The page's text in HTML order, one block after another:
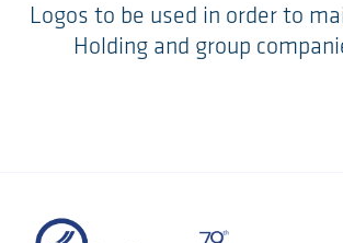
Logos to be used in order to
Holding and group